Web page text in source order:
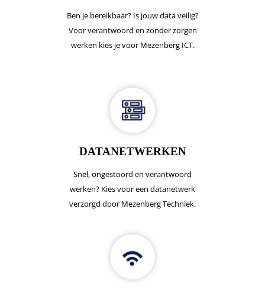
Ben je bereikbaar? Is jouw data veilig?
Voor verantwoord en zonder zorgen
werken kies je voor Mezenberg ICT.
DATANETWERKEN
Snel, ongestoord en verantwoord
werken? Kies voor een datanetwerk
verzorgd door Mezenberg Techniek.